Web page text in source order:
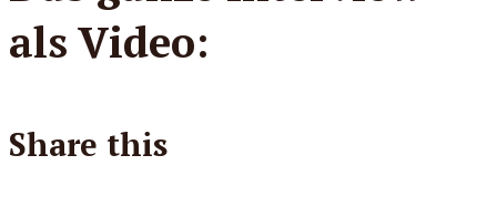
als Video:
Share this